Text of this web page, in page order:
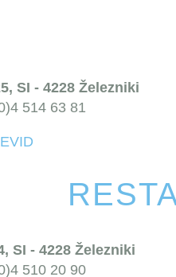
SI - 4228 Železniki
514 63 81
SI - 4228 Železniki
510 20 90